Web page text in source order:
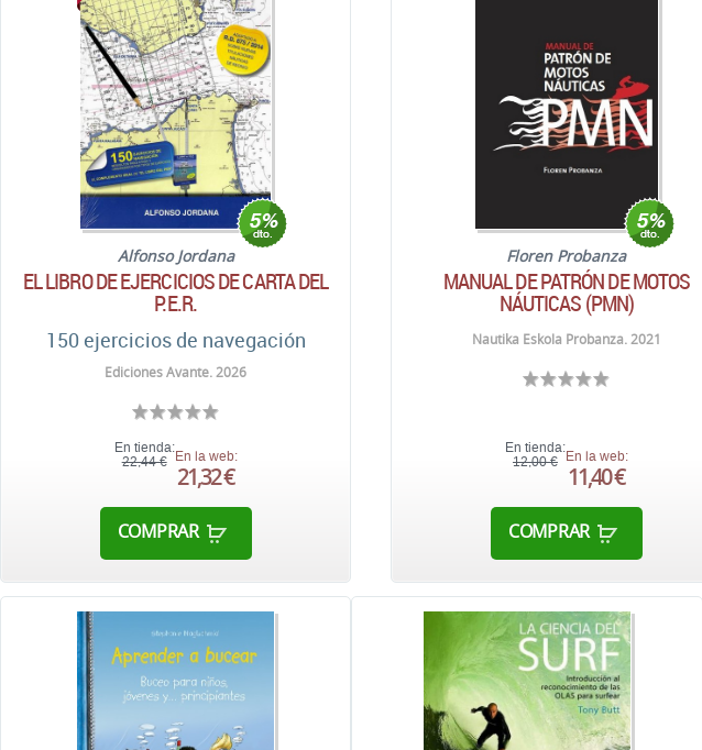
Alfonso Jordana
EL LIBRO DE EJERCICIOS DE CARTA DEL
P.E.R.
150 ejercicios de navegación
Ediciones Avante. 2026
En tienda:
22,44 € En la web:
21,32 €
COMPRAR
Floren Probanza
MANUAL DE PATRÓN DE MOTOS
NÁUTICAS (PMN)
Nautika Eskola Probanza. 2021
En tienda:
12,00 € En la web:
11,40 €
COMPRAR